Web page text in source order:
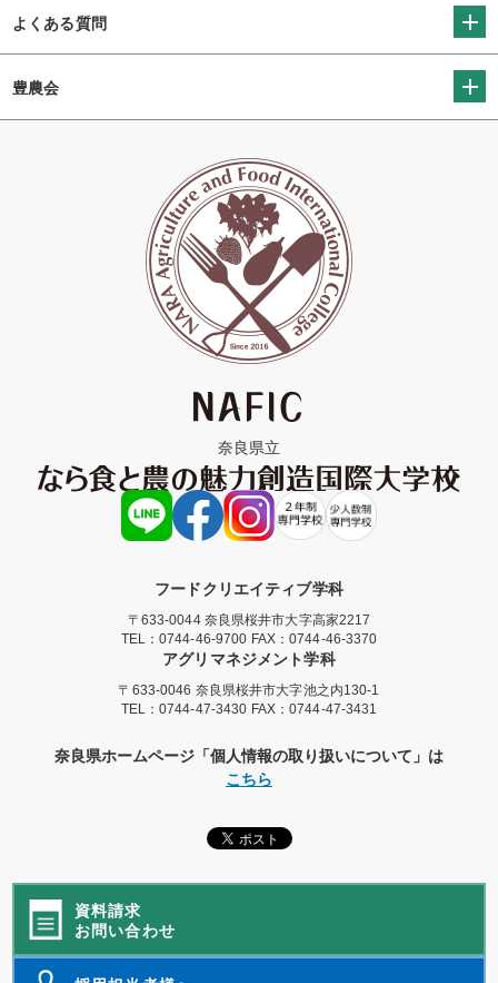
よくある質問
豊農会
奈良県立
フードクリエイティブ学科
〒633-0044 奈良県桜井市大字高家2217
TEL：0744-46-9700 FAX：0744-46-3370
アグリマネジメント学科
〒633-0046 奈良県桜井市大字池之内130-1
TEL：0744-47-3430 FAX：0744-47-3431
奈良県ホームページ「個人情報の取り扱いについて」は
こちら
資料請求
お問い合わせ